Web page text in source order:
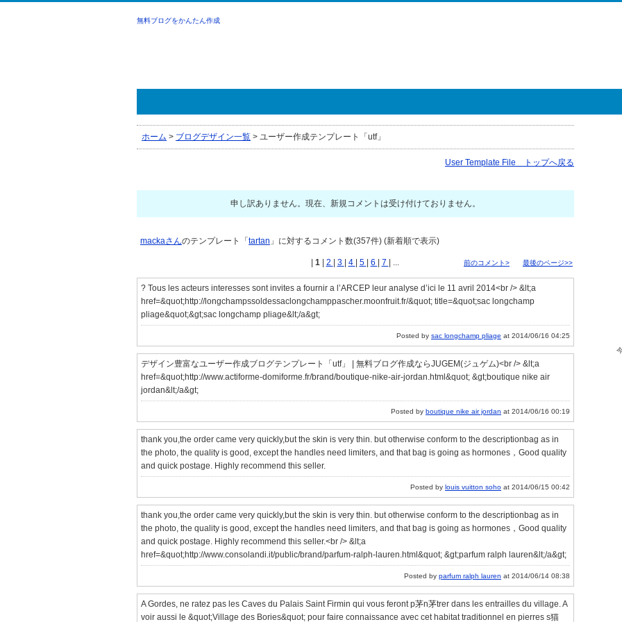
無料ブログをかんたん作成
ホーム > ブログデザイン一覧 > ユーザー作成テンプレート「utf」
User Template File トップへ戻る
申し訳ありません。現在、新規コメントは受け付けておりません。
mackaさんのテンプレート「tartan」に対するコメント数(357件) (新着順で表示)
|1|2|3|4|5|6|7| ... 前のコメント>
? Tous les acteurs interesses sont invites a fournir a l’ARCEP leur analyse d’ici le 11 avril 2014<br /> &lt;a
href=&quot;http://longchampssoldessaclongchamppascher.moonfruit.fr/&quot; title=&quot;sac longchamp
pliage&quot;&gt;sac longchamp pliage&lt;/a&gt;
Posted by sac longchamp pliage at 2014/06/16 04:25
デザイン豊富なユーザー作成ブログテンプレート「utf」 | 無料ブログ作成ならJUGEM(ジュゲム)<br /> &lt;a
href=&quot;http://www.actiforme-domiforme.fr/brand/boutique-nike-air-jordan.html&quot; &gt;boutique nike air
jordan&lt;/a&gt;
at 2014/06/16 00:19
thank you,the order came very quickly,but the skin is very thin. but otherwise conform to the descriptionbag as in
the photo, the quality is good, except the handles need limiters, and that bag is going as hormones，Good quality
and quick postage. Highly recommend this seller.
at 2014/06/15 00:42
thank you,the order came very quickly,but the skin is very thin. but otherwise conform to the descriptionbag as in
the photo, the quality is good, except the handles need limiters, and that bag is going as hormones，Good quality
href=&quot;http://www.consolandi.it/public/brand/parfum-ralph-lauren.html&quot; &gt;parfum ralph lauren&lt;/a&gt;
Posted by at 2014/06/14 08:38